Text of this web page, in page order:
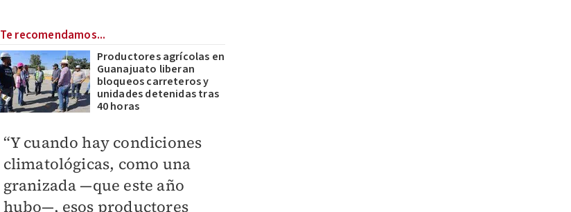
Te recomendamos...
Productores agrícolas en
Guanajuato liberan
bloqueos carreteros y
unidades detenidas tras
40 horas
“Y cuando hay condiciones
climatológicas, como una
granizada —que este año
hubo—, esos productores